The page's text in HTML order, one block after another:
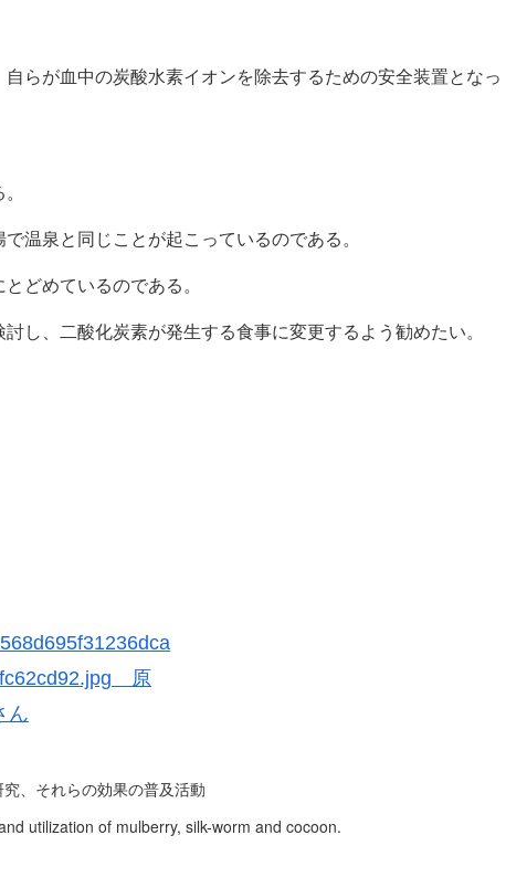
らが血中の炭酸水素イオンを除去するための安全装置となっ
温泉と同じことが起こっているのである。
どめているのである。
し、二酸化炭素が発生する食事に変更するよう勧めたい。
、それらの効果の普及活動
utilization of mulberry, silk-worm and cocoon.